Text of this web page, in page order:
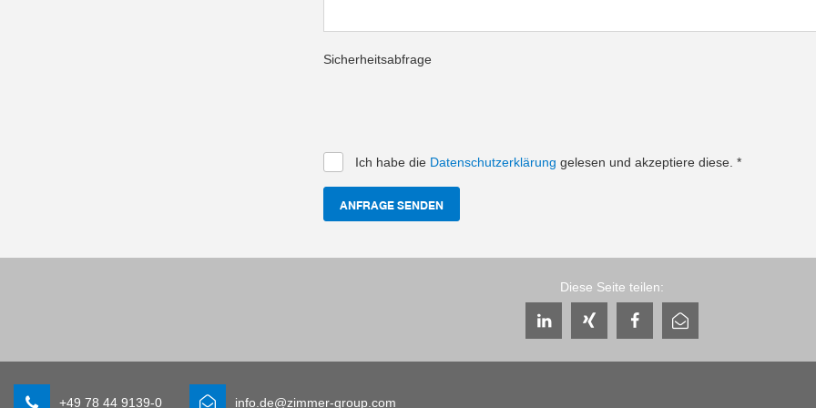
Sicherheitsabfrage
Ich habe die Datenschutzerklärung gelesen und akzeptiere diese. *
ANFRAGE SENDEN
Diese Seite teilen:
+49 78 44 9139-0 info.de@zimmer-group.com